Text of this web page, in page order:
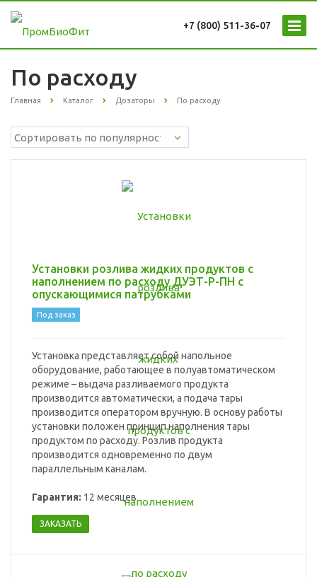
+7 (800) 511-36-07
По расходу
Главная Каталог Дозаторы По расходу
Установки розлива жидких продуктов с
наполнением по расходу ДУЭТ-Р-ПН с
опускающимися патрубками
Под заказ
Установка представляет собой напольное
оборудование, работающее в полуавтоматическом
режиме – выдача разливаемого продукта
производится автоматически, а подача тары
производится оператором вручную. В основу работы
установки положен принцип наполнения тары
продуктом по расходу. Розлив продукта
производится одновременно по двум
параллельным каналам.
Гарантия: 12 месяцев
ЗАКАЗАТЬ